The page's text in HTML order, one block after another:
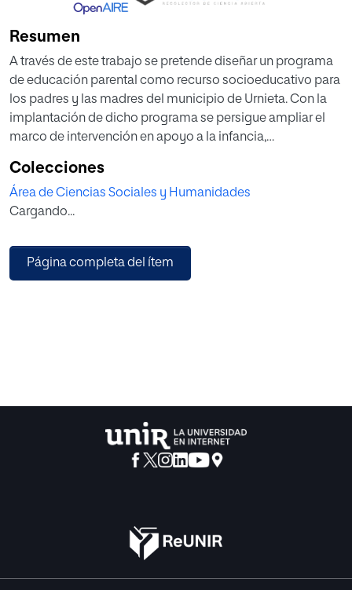
Resumen
A través de este trabajo se pretende diseñar un programa
de educación parental como recurso socioeducativo para
los padres y las madres del municipio de Urnieta. Con la
implantación de dicho programa se persigue ampliar el
marco de intervención en apoyo a la infancia,
municipales se lleva a cabo, desde la perspectiva de la
prevención y de la promoción. El diseño del programa, en
su marco teórico y metodológico, se planteará desde el
que dicho enfoque responde de manera muy adecuada a
la filosofía de la prevención y la promoción.
Colecciones
Área de Ciencias Sociales y Humanidades
Cargando...
Página completa del ítem